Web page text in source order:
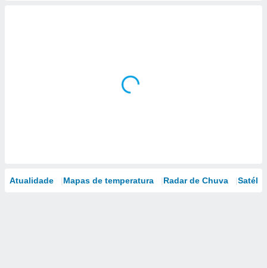
Atualidade Mapas de temperatura Radar de Chuva